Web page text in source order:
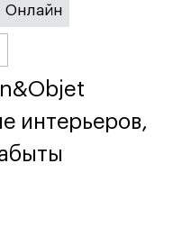
Онлайн
интерьеров,
интерьеров,